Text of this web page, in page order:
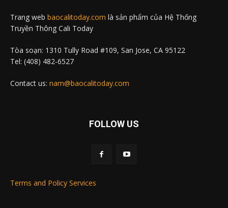
Trang web baocalitoday.com là sản phẩm của Hệ Thống
Truyền Thông Cali Today
Tòa soạn: 1310 Tully Road #109, San Jose, CA 95122
Tel: (408) 482-6527
Contact us: nam@baocalitoday.com
FOLLOW US
Terms and Policy Services